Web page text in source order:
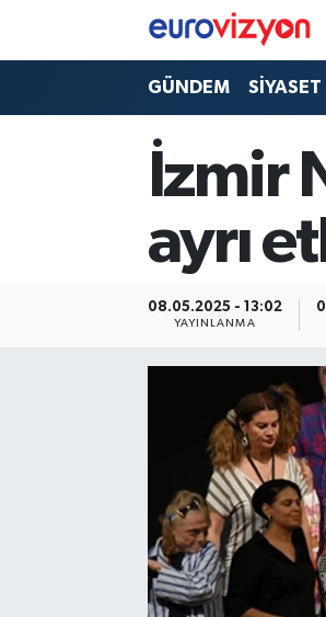
GÜNDEM SİYASET
İzmir
ayrı
08.05.2025 - 13:02
YAYINLANMA